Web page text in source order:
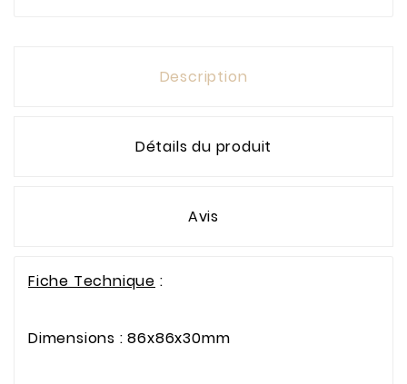
Description
Détails du produit
Avis
Fiche Technique :
Dimensions : 86x86x30mm